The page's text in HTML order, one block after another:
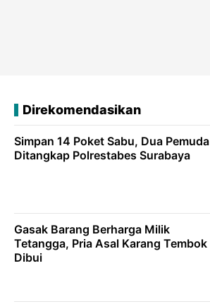
Direkomendasikan
Simpan 14 Poket Sabu, Dua Pemuda
Ditangkap Polrestabes Surabaya
Gasak Barang Berharga Milik
Tetangga, Pria Asal Karang Tembok
Dibui